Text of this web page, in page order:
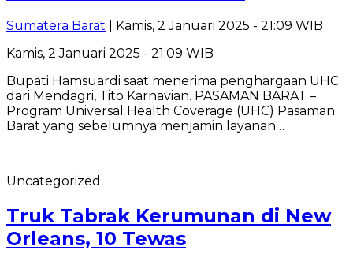
Sumatera Barat | Kamis, 2 Januari 2025 - 21:09 WIB
Kamis, 2 Januari 2025 - 21:09 WIB
Bupati Hamsuardi saat menerima penghargaan UHC
dari Mendagri, Tito Karnavian. PASAMAN BARAT –
Program Universal Health Coverage (UHC) Pasaman
Barat yang sebelumnya menjamin layanan…
Uncategorized
Truk Tabrak Kerumunan di New
Orleans, 10 Tewas